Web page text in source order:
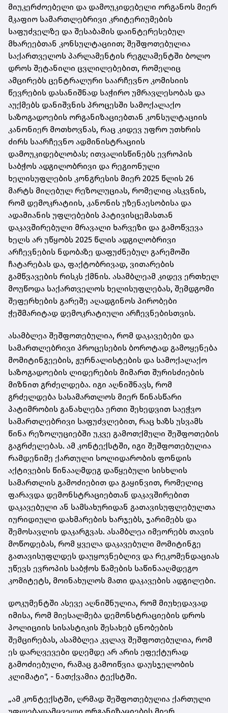
მიუკერძოებელი და დამოუკიდებელი ორგანოს მიერ
მკაფიო სამართლებრივი კრიტერიუმების
საფუძველზე და შესაბამის დაინტერესებულ
მხარეებთან კონსულტაციით; შეშფოთებულია
საქართველოს პარლამენტის რეგლამენტში ბოლო
დროს შეტანილი ცვლილებებით, რომელიც
ამცირებს ცენტრალური საარჩევნო კომისიის
წევრების დასანიშნად საჭირო უმრავლესობას და
აუქმებს დანიშვნის პროცესში სამოქალაქო
საზოგადოების ორგანიზაციებთან კონსულტაციის
კანონიერ მოთხოვნას, რაც კიდევ უფრო უთხრის
ძირს საარჩევნო ადმინისტრაციის
დამოუკიდებლობას; ითვალისწინებს ევროპის
საბჭოს ადგილობრივი და რეგიონული
ხელისუფლების კონგრესის მიერ 2025 წლის 26
მარტს მიღებულ რეზოლუციას, რომელიც ასკვნის,
რომ დემოკრატიის, კანონის უზენაესობისა და
ადამიანის უფლებების პატივისცემასთან
დაკავშირებული მრავალი ხარვეზი და გამოწვევა
ხელს არ უწყობს 2025 წლის ადგილობრივი
არჩევნების ნდობაზე დაფუძნებულ გარემოში
ჩატარებას და, ფაქტობრივად, ვითარების
გამწვავების რისკს ქმნის. ასამბლეამ კიდევ ერთხელ
მოუწოდა საქართველოს ხელისუფლებას, შემდგომი
შეფერხების გარეშე აღადგინოს პირობები
ჭეშმარიტად დემოკრატიული არჩევნებისთვის.
ასამბლეა შეშფოთებულია, რომ დაკავებები და
სამართლებრივი პროცესების ბოროტად გამოყენება
მომიტინგეების, ჟურნალისტების და სამოქალაქო
საზოგადოების ლიდერების მიმართ შურისძიების
მიზნით გრძელდება. იგი აღნიშნავს, რომ
გრძელდება სასამართლოს მიერ წინასწარი
პატიმრობის განახლება ერთი შეხედვით საეჭვო
სამართლებრივი საფუძვლებით, რაც ხაზს უსვამს
წინა რეზოლუციებში უკვე გამოთქმული შეშფოთების
გაგრძელებას. ამ კონტექსტში, იგი შეშფოთებულია
რამდენიმე ქართული სოლიდარობის ფონდის
აქტივების წინააღმდეგ დაწყებული სისხლის
სამართლის გამოძიებით და გაყინვით, რომელიც
ფარავდა დემონსტრაციებთან დაკავშირებით
დაკავებული ან სამსახურიდან გათავისუფლებულთა
იურიდიული დახმარების ხარჯებს, ჯარიმებს და
შემოსავლის დაკარგვას. ასამბლეა იმეორებს თავის
მოწოდებას, რომ ყველა დაკავებული მომიტინგე
გათავისუფლდეს დაუყოვნებლივ და რეკომენდაციას
უწევს ევროპის საბჭოს წამების საწინააღმდეგო
კომიტეტს, მოინახულოს მათი დაკავების ადგილები.
დოკუმენტში ასევე აღნიშნულია, რომ მიუხედავად
იმისა, რომ მიესალმება დემონსტრაციების დროს
პოლიციის სისასტიკის შესახებ ცნობების
შემცირებას, ასამბლეა კვლავ შეშფოთებულია, რომ
ეს დარღვევები დღემდე არ არის ეფექტურად
გამოძიებული, რამაც გამოიწვია დაუსჯელობის
კლიმატი", - ნათქვამია ტექსტში.
„ამ კონტექსტში, ღრმად შეშფოთებულია ქართული